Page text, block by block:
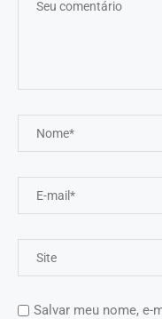
Salvar meu nome, e-